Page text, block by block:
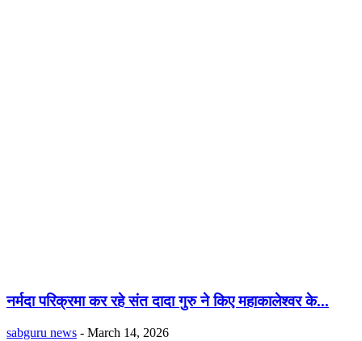
नर्मदा परिक्रमा कर रहे संत दादा गुरु ने किए महाकालेश्वर के...
sabguru news - March 14, 2026